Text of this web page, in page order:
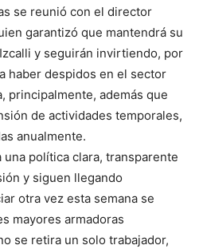
se reunió con el director
garantizó que mantendrá su
y seguirán invirtiendo, por
haber despidos en el sector
principalmente, además que
de actividades temporales,
anualmente.
una política clara, transparente
y siguen llegando
otra vez esta semana se
mayores armadoras
se retira un solo trabajador,